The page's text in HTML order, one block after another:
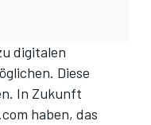
digitalen
Diese
In Zukunft
haben, das